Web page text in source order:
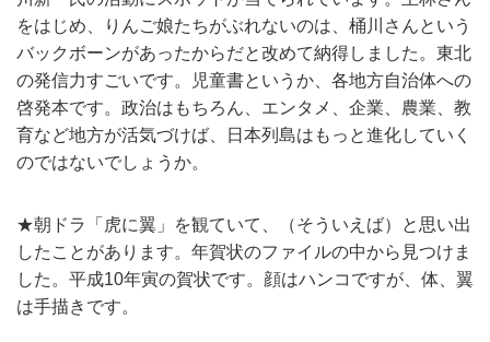
をはじめ、りんご娘たちがぶれないのは、桶川さんという
バックボーンがあったからだと改めて納得しました。東北
の発信力すごいです。児童書というか、各地方自治体への
啓発本です。政治はもちろん、エンタメ、企業、農業、教
育など地方が活気づけば、日本列島はもっと進化していく
のではないでしょうか。
★朝ドラ「虎に翼」を観ていて、（そういえば）と思い出
したことがあります。年賀状のファイルの中から見つけま
した。平成10年寅の賀状です。顔はハンコですが、体、翼
は手描きです。